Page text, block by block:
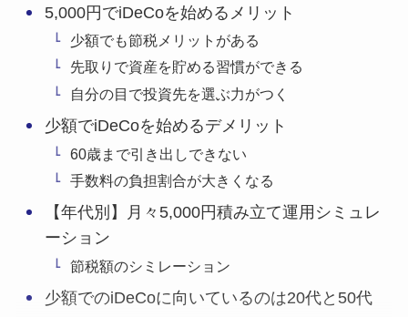
5,000円でiDeCoを始めるメリット
少額でも節税メリットがある
先取りで資産を貯める習慣ができる
自分の目で投資先を選ぶ力がつく
少額でiDeCoを始めるデメリット
60歳まで引き出しできない
手数料の負担割合が大きくなる
【年代別】月々5,000円積み立て運用シミュレ
ーション
節税額のシミレーション
少額でのiDeCoに向いているのは20代と50代